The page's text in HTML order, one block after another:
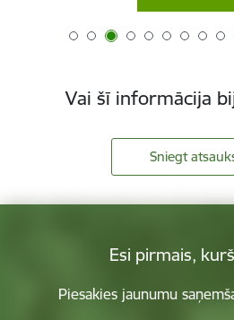
Vai šī informācija
Sniegt
Esi pirmais,
Piesakies jaunumu